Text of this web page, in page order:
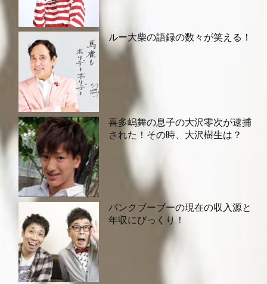
ルー大柴の語録の数々が笑える！
喜多嶋舞の息子の大沢零次が逮捕
された！その時、大沢樹生は？
パンクブーブーの現在の収入源と
年収にびっくり！